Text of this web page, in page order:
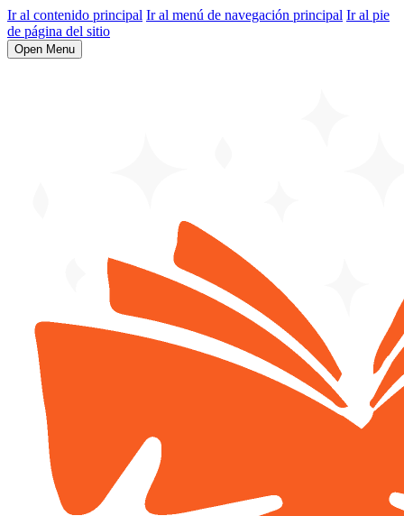
Ir al contenido principal Ir al menú de navegación principal Ir al pie
de página del sitio
Open Menu